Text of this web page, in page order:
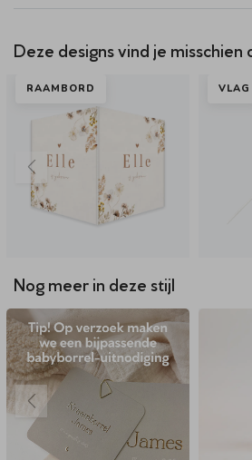
Deze designs vind je misschien
RAAMBORD VLAG
Nog meer in deze stijl